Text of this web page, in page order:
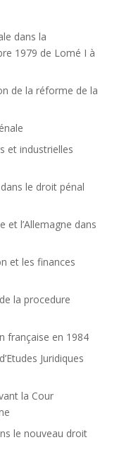
dans la
1979 de Lomé I à
de la réforme de la
et industrielles
le droit pénal
et l’Allemagne dans
et les finances
la procedure
française en 1984
Juridiques
la Cour
le nouveau droit